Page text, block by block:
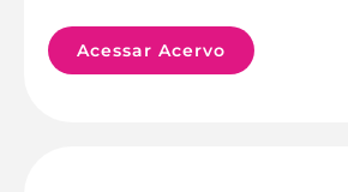
Acessar Acervo